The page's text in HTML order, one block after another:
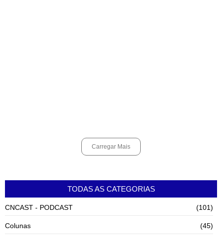
Carregar Mais
TODAS AS CATEGORIAS
CNCAST - PODCAST (101)
Colunas (45)